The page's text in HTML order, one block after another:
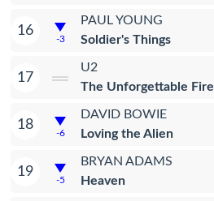
16
-3
PAUL YOUNG
Soldier's Things
17
U2
The Unforgettable Fire
18
-6
DAVID BOWIE
Loving the Alien
19
-5
BRYAN ADAMS
Heaven